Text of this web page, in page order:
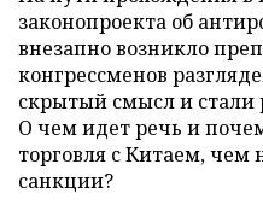
законопроекта об
внезапно возникло
конгрессменов
скрытый смысл и стали
О чем идет речь и
торговля с Китаем, чем
санкции?